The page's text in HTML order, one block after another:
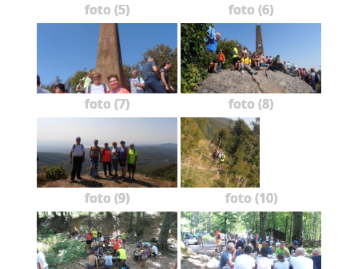
foto (5) foto (6)
foto (7) foto (8)
foto (9) foto (10)